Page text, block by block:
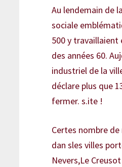
Au lendemain de
sociale
500 y travaillaient
des années 60.
industriel de la
déclare plus que
fermer. s.ite !
Certes nombre
dan sles villes
Nevers,Le